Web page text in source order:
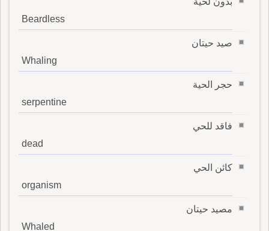
Beardless
صيد حيتان
Whaling
حجر الحية
serpentine
فاقد للحي
dead
كائن الحي
organism
مصيد حيتان
Whaled